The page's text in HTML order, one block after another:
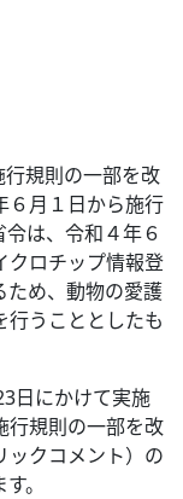
規則の一部を改
６月１日から施行
は、令和４年６
クロチップ情報登
ため、動物の愛護
行うこととしたも
日にかけて実施
行規則の一部を改
ックコメント）の
。